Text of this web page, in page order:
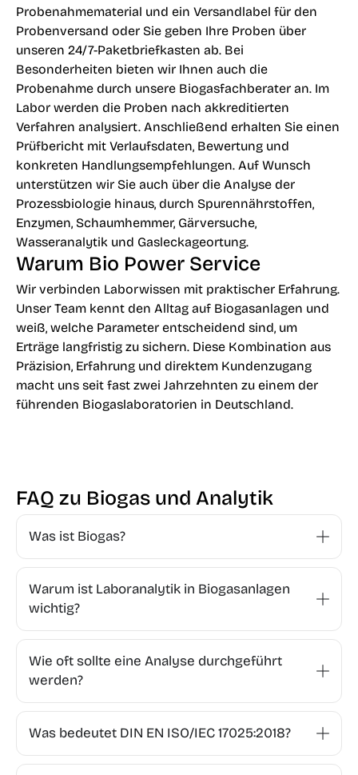
Probenahmematerial und ein Versandlabel für den
Probenversand oder Sie geben Ihre Proben über
unseren 24/7-Paketbriefkasten ab. Bei
Besonderheiten bieten wir Ihnen auch die
Probenahme durch unsere Biogasfachberater an. Im
Labor werden die Proben nach akkreditierten
Verfahren analysiert. Anschließend erhalten Sie einen
Prüfbericht mit Verlaufsdaten, Bewertung und
konkreten Handlungsempfehlungen. Auf Wunsch
unterstützen wir Sie auch über die Analyse der
Prozessbiologie hinaus, durch Spurennährstoffen,
Enzymen, Schaumhemmer, Gärversuche,
Wasseranalytik und Gasleckageortung.
Warum Bio Power Service
Wir verbinden Laborwissen mit praktischer Erfahrung.
Unser Team kennt den Alltag auf Biogasanlagen und
weiß, welche Parameter entscheidend sind, um
Erträge langfristig zu sichern. Diese Kombination aus
Präzision, Erfahrung und direktem Kundenzugang
macht uns seit fast zwei Jahrzehnten zu einem der
führenden Biogaslaboratorien in Deutschland.
FAQ zu Biogas und Analytik
Was ist Biogas?
Warum ist Laboranalytik in Biogasanlagen
wichtig?
Wie oft sollte eine Analyse durchgeführt
werden?
Was bedeutet DIN EN ISO/IEC 17025:2018?